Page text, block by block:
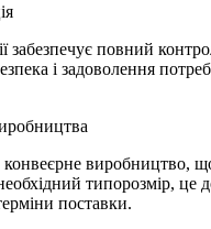
забезпечує повний
і задоволення
виробництво,
типорозмір, це
поставки.